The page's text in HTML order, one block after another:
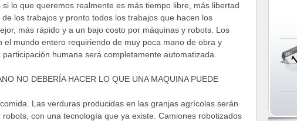
lo que queremos realmente es más tiempo libre, más libertad
los trabajos y pronto todos los trabajos que hacen los
más rápido y a un bajo costo por máquinas y robots. Los
el mundo entero requiriendo de muy poca mano de obra y
humana será completamente automatizada.
NO DEBERÍA HACER LO QUE UNA MAQUINA PUEDE
Las verduras producidas en las granjas agrícolas serán
con una tecnología que ya existe. Camiones robotizados